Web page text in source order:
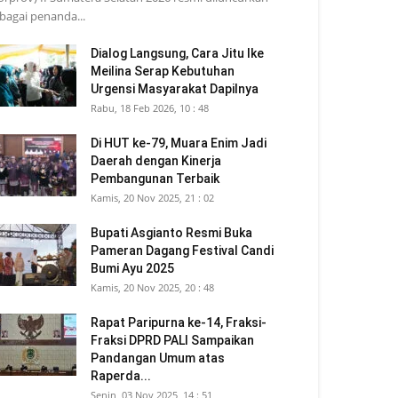
penanda...
Dialog Langsung, Cara Jitu Ike
Meilina Serap Kebutuhan
Urgensi Masyarakat Dapilnya
Rabu, 18 Feb 2026, 10 : 48
Di HUT ke-79, Muara Enim Jadi
Daerah dengan Kinerja
Pembangunan Terbaik
Kamis, 20 Nov 2025, 21 : 02
Bupati Asgianto Resmi Buka
Pameran Dagang Festival Candi
Bumi Ayu 2025
Kamis, 20 Nov 2025, 20 : 48
Rapat Paripurna ke-14, Fraksi-
Fraksi DPRD PALI Sampaikan
Pandangan Umum atas
Raperda...
Senin, 03 Nov 2025, 14 : 51